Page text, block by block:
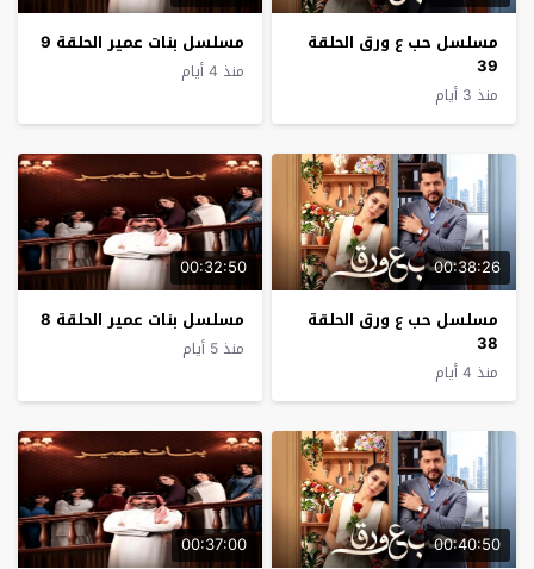
مسلسل حب ع ورق الحلقة
39
منذ 3 أيام
مسلسل بنات عمير الحلقة 9
منذ 4 أيام
00:38:26
مسلسل حب ع ورق الحلقة
38
منذ 4 أيام
00:32:50
مسلسل بنات عمير الحلقة 8
منذ 5 أيام
00:40:50
00:37:00